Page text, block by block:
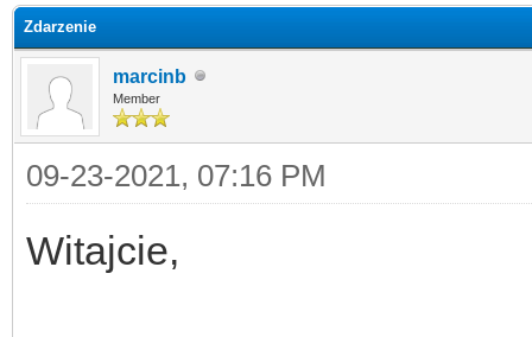
Zdarzenie
marcinb
Member
09-23-2021, 07:16 PM
Witajcie,